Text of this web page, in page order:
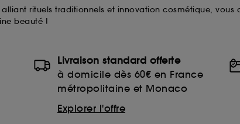
rituels traditionnels et innovation cosmétique,
beauté !
Livraison standard offerte
à domicile dès 60€ en France
métropolitaine et Monaco
Explorer l'offre